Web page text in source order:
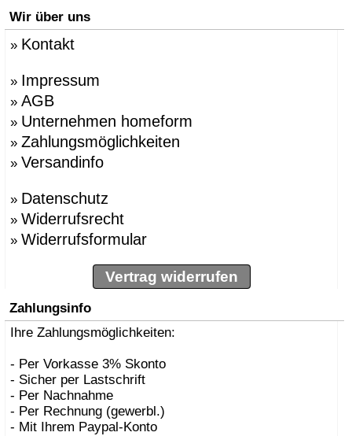
Wir über uns
» Kontakt
» Impressum
» AGB
» Unternehmen homeform
» Zahlungsmöglichkeiten
» Versandinfo
» Datenschutz
» Widerrufsrecht
» Widerrufsformular
Vertrag widerrufen
Zahlungsinfo
Ihre Zahlungsmöglichkeiten:
- Per Vorkasse 3% Skonto
- Sicher per Lastschrift
- Per Nachnahme
- Per Rechnung (gewerbl.)
- Mit Ihrem Paypal-Konto